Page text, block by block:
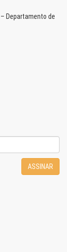
– Departamento de
ASSINAR